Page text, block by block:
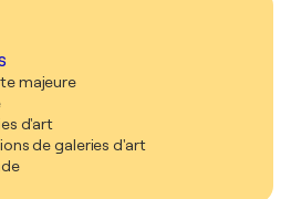
majeure
d'art
de galeries d'art